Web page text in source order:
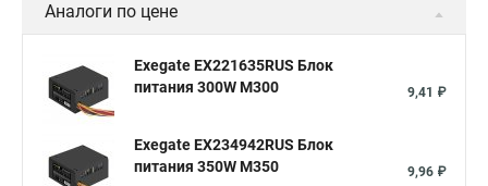
Аналоги по цене
Exegate EX221635RUS Блок
питания 300W M300
9,41 ₽
Exegate EX234942RUS Блок
питания 350W M350
9,96 ₽